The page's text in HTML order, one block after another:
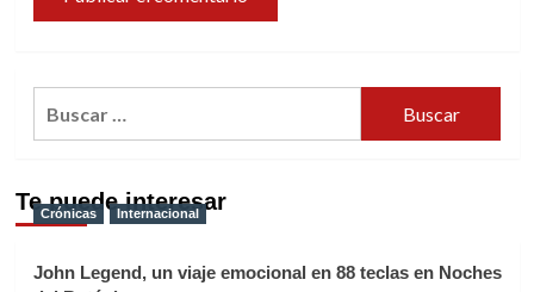
Te puede interesar
Crónicas Internacional
John Legend, un viaje emocional en 88 teclas en Noches